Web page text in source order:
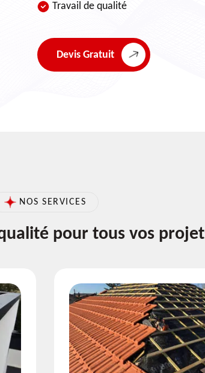
Travail de qualité
Devis Gratuit
NOS SERVICES
pour tous vos